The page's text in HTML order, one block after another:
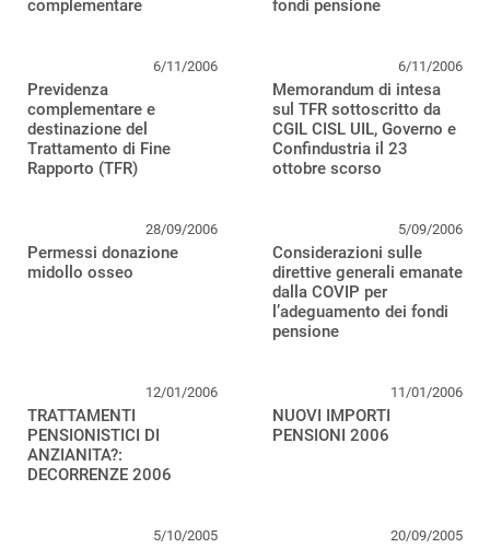
complementare fondi pensione
6/11/2006
Previdenza
complementare e
destinazione del
Trattamento di Fine
Rapporto (TFR)
6/11/2006
Memorandum di intesa
sul TFR sottoscritto da
CGIL CISL UIL, Governo e
Confindustria il 23
ottobre scorso
28/09/2006
Permessi donazione
midollo osseo
5/09/2006
Considerazioni sulle
direttive generali emanate
dalla COVIP per
l’adeguamento dei fondi
pensione
12/01/2006
TRATTAMENTI
PENSIONISTICI DI
ANZIANITA?:
DECORRENZE 2006
11/01/2006
NUOVI IMPORTI
PENSIONI 2006
5/10/2005 20/09/2005